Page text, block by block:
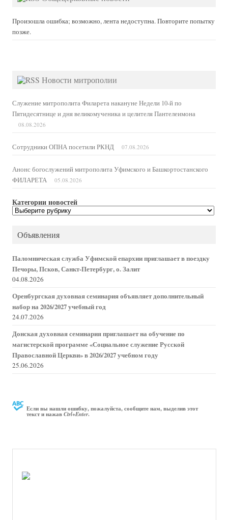
Произошла ошибка; возможно, лента недоступна. Повторите попытку
позже.
Новости митрополии
Служение митрополита Филарета накануне Недели 10-й по
Пятидесятнице и дня великомученика и целителя Пантелеимона
08.08.2026
Сотрудники ОПНА посетили РКНД 07.08.2026
Анонс богослужений митрополита Уфимского и Башкортостанского
ФИЛАРЕТА
05.08.2026
Категории новостей
Категории
новостей
Объявления
Паломническая служба Уфимской епархии приглашает в поездку
Печоры, Псков, Санкт-Петербург, о. Залит
04.08.2026
Оренбургская духовная семинария объявляет дополнительный
набор на 2026/2027 учебный год
24.07.2026
Донская духовная семинария приглашает на обучение по
магистерской программе «Социальное служение Русской
Православной Церкви» в 2026/2027 учебном году
25.06.2026
Если вы нашли ошибку, пожалуйста, сообщите нам, выделив этот
текст и нажавCtrl+Enter.